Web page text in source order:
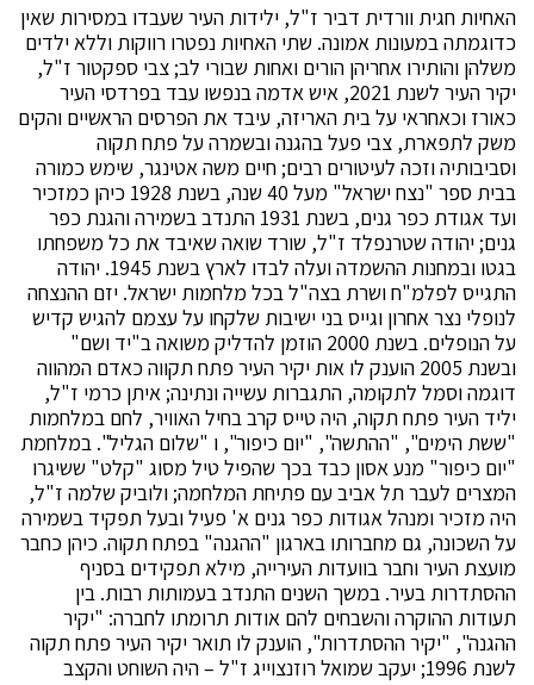
האחיות חגית וורדית דביר ז"ל, ילידות העיר שעבדו במסירות שאין
כדוגמתה במעונות אמונה. שתי האחיות נפטרו רווקות וללא ילדים
משלהן והותירו אחריהן הורים ואחות שבורי לב; צבי ספקטור ז"ל,
יקיר העיר לשנת 2021, איש אדמה בנפשו עבד בפרדסי העיר
כאורז וכאחראי על בית האריזה, עיבד את הפרסים הראשיים והקים
משק לתפארת, צבי פעל בהגנה ובשמרה על פתח תקוה
וסביבותיה וזכה לעיטורים רבים; חיים משה אטינגר, שימש כמורה
בבית ספר "נצח ישראל" מעל 40 שנה, בשנת 1928 כיהן כמזכיר
ועד אגודת כפר גנים, בשנת 1931 התנדב בשמירה והגנת כפר
גנים; יהודה שטרנפלד ז"ל, שורד שואה שאיבד את כל משפחתו
בגטו ובמחנות ההשמדה ועלה לבדו לארץ בשנת 1945. יהודה
התגייס לפלמ"ח ושרת בצה"ל בכל מלחמות ישראל. יזם ההנצחה
לנופלי נצר אחרון וגייס בני ישיבות שלקחו על עצמם להגיש קדיש
על הנופלים. בשנת 2000 הוזמן להדליק משואה ב"יד ושם"
ובשנת 2005 הוענק לו אות יקיר העיר פתח תקווה כאדם המהווה
דוגמה וסמל לתקומה, התגברות עשייה ונתינה; איתן כרמי ז"ל,
יליד העיר פתח תקוה, היה טייס קרב בחיל האוויר, לחם במלחמות
"ששת הימים", "ההתשה", "יום כיפור", ו "שלום הגליל". במלחמת
"יום כיפור" מנע אסון כבד בכך שהפיל טיל מסוג "קלט" ששיגרו
המצרים לעבר תל אביב עם פתיחת המלחמה; ולוביק שלמה ז"ל,
היה מזכיר ומנהל אגודות כפר גנים א' פעיל ובעל תפקיד בשמירה
על השכונה, גם מחברותו בארגון "ההגנה" בפתח תקוה. כיהן כחבר
מועצת העיר וחבר בוועדות העירייה, מילא תפקידים בסניף
ההסתדרות בעיר. במשך השנים התנדב בעמותות רבות. בין
תעודות ההוקרה והשבחים להם אודות תרומתו לחברה: "יקיר
ההגנה", "יקיר ההסתדרות", הוענק לו תואר יקיר העיר פתח תקוה
לשנת 1996; יעקב שמואל רוזנצוייג ז"ל – היה השוחט והקצב